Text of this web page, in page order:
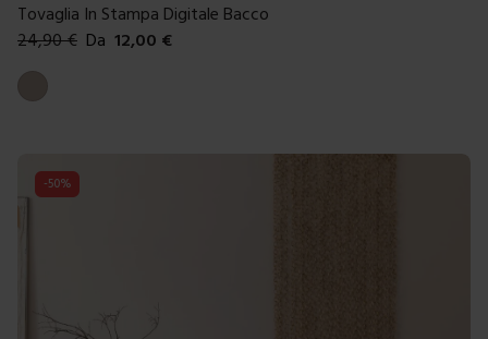
Tovaglia In Stampa Digitale Bacco
24,90€ Da 12,00 €
Colori disponibili
Tortora
-50%